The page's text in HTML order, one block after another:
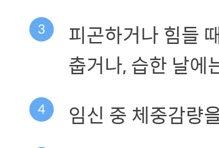
3
피곤하거나 힘들
춥거나, 습한 날에
4 임신 중 체중감량